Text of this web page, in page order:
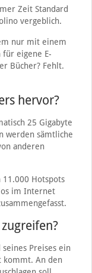
Zeit Standard
vergeblich.
nur mit einem
eigene E-
Bücher? Fehlt.
hervor?
25 Gigabyte
werden sämtliche
anderen
11.000 Hotspots
im Internet
Preises ein
kommt. An den